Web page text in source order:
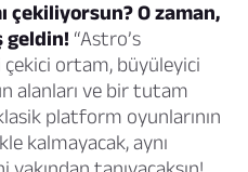
çekiliyorsun? O zaman,
geldin! “Astro’s
çekici ortam, büyüleyici
alanları ve bir tutam
platform oyunlarının
kalmayacak, aynı